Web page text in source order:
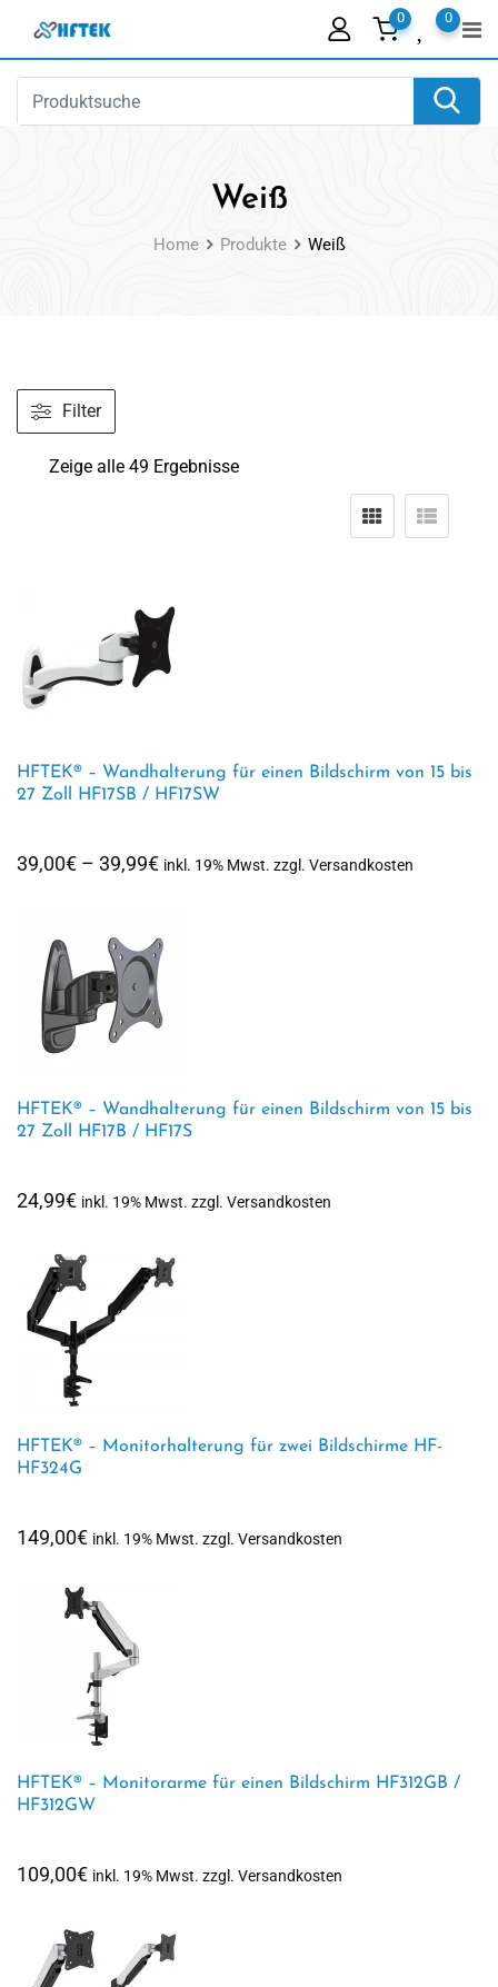
content
0
0
Weiß
Home Produkte Weiß
Filter
Zeige alle 49 Ergebnisse
HFTEK® – Wandhalterung für einen Bildschirm von 15 bis
27 Zoll HF17SB / HF17SW
39,00€ – 39,99€Preisspanne:
39,99€
inkl. 19% Mwst. zzgl. Versandkosten
HFTEK® – Wandhalterung für einen Bildschirm von 15 bis
27 Zoll HF17B / HF17S
24,99€ inkl. 19% Mwst. zzgl. Versandkosten
HFTEK® – Monitorhalterung für zwei Bildschirme HF-
HF324G
149,00€ inkl. 19% Mwst. zzgl. Versandkosten
HFTEK® – Monitorarme für einen Bildschirm HF312GB /
HF312GW
109,00€ inkl. 19% Mwst. zzgl. Versandkosten